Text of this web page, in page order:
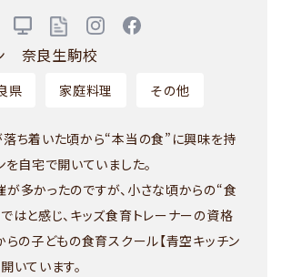
奈良生駒校
県 家庭料理 その他
ち着いた頃から“本当の食”に興味を持
を自宅で開いていました。
多かったのですが、小さな頃からの“食
はと感じ、キッズ食育トレーナーの資格
らの子どもの食育スクール【青空キッチン
いています。